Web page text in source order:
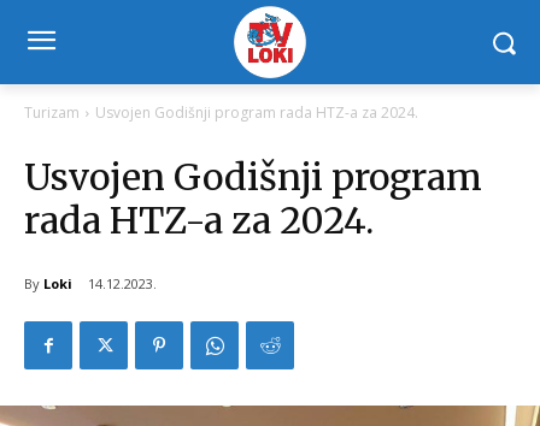
Turizam Usvojen Godišnji program rada HTZ-a za 2024.
Usvojen Godišnji program
rada HTZ-a za 2024.
By Loki 14.12.2023.